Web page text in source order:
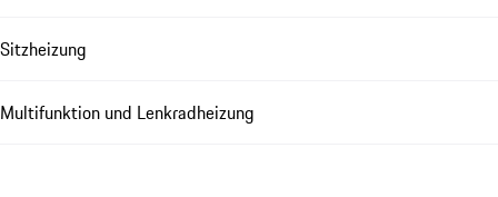
Sitzheizung
Multifunktion und Lenkradheizung